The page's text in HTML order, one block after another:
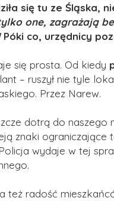
się tu ze Śląska,
one, zagrażają
Póki co, urzędnicy
się prosta. Od kiedy
– ruszył nie tyle
Przez Narew.
dotrą do naszego
znaki ograniczające
Policja wydaje w tej
też radość